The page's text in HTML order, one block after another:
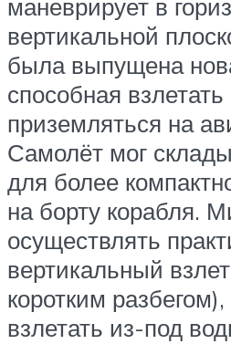
маневрирует в
вертикальной
была выпущена
способная взлетать
приземляться на
Самолёт мог
для более
на борту корабля.
осуществлять
вертикальный
коротким
взлетать из-под